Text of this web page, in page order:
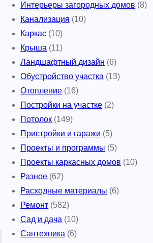
Интерьеры загородных домов (8)
Канализация (10)
Каркас (10)
Крыша (11)
Ландшафтный дизайн (6)
Обустройство участка (13)
Отопление (16)
Постройки на участке (2)
Потолок (149)
Пристройки и гаражи (5)
Проекты и программы (5)
Проекты каркасных домов (10)
Разное (62)
Расходные материалы (6)
Ремонт (582)
Сад и дача (10)
Сантехника (6)